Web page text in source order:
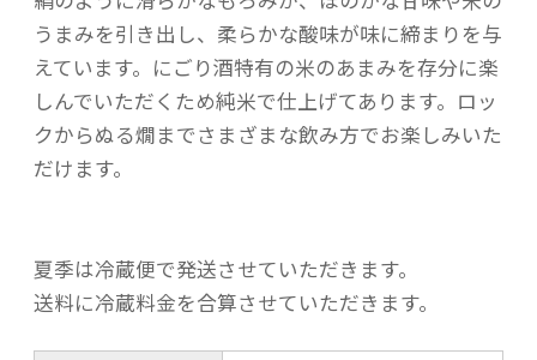
うまみを引き出し、柔らかな酸味が味に締まりを与
えています。にごり酒特有の米のあまみを存分に楽
しんでいただくため純米で仕上げてあります。ロッ
クからぬる燗までさまざまな飲み方でお楽しみいた
だけます。
夏季は冷蔵便で発送させていただきます。
送料に冷蔵料金を合算させていただきます。